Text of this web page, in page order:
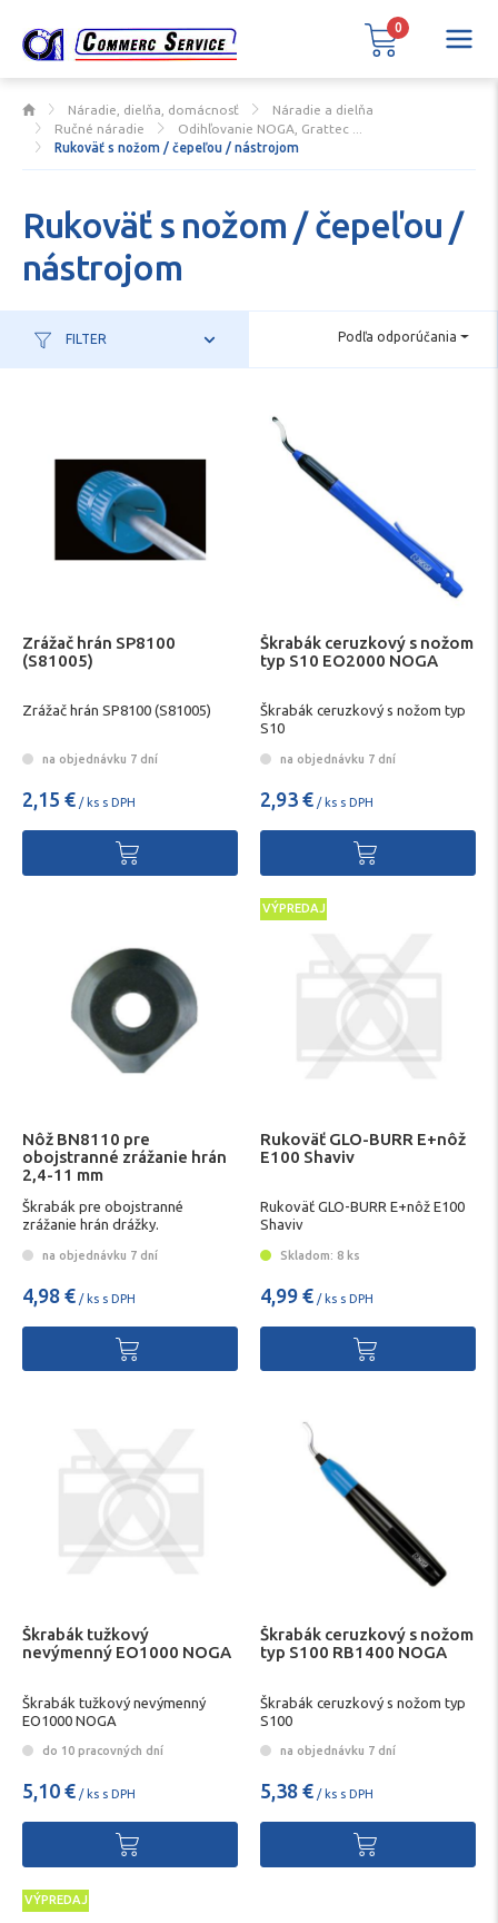
Náradie, dielňa, domácnosť
Náradie a dielňa
Ručné náradie
Odihľovanie NOGA, Grattec ...
Rukoväť s nožom / čepeľou / nástrojom
Rukoväť s nožom / čepeľou /
nástrojom
FILTER Podľa odporúčania
Zrážač hrán SP8100
(S81005)
Zrážač hrán SP8100 (S81005)
na objednávku 7 dní
2,15 € / ks s DPH
Škrabák ceruzkový s nožom
typ S10 EO2000 NOGA
Škrabák ceruzkový s nožom typ
S10
na objednávku 7 dní
2,93 € / ks s DPH
Nôž BN8110 pre
obojstranné zrážanie hrán
2,4-11 mm
Škrabák pre obojstranné
zrážanie hrán drážky.
na objednávku 7 dní
4,98 € / ks s DPH
VÝPREDAJ
Rukoväť GLO-BURR E+nôž
E100 Shaviv
Rukoväť GLO-BURR E+nôž E100
Shaviv
Skladom: 8 ks
4,99 € / ks s DPH
Škrabák tužkový
nevýmenný EO1000 NOGA
Škrabák tužkový nevýmenný
EO1000 NOGA
do 10 pracovných dní
5,10 € / ks s DPH
Škrabák ceruzkový s nožom
typ S100 RB1400 NOGA
Škrabák ceruzkový s nožom typ
S100
na objednávku 7 dní
5,38 € / ks s DPH
VÝPREDAJ
0